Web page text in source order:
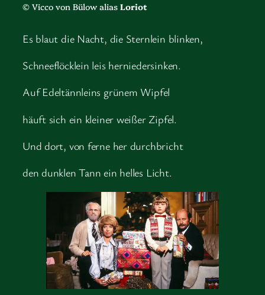
© Vicco von Bülow alias Loriot
Es blaut die Nacht, die Sternlein blinken,
Schneeflöcklein leis herniedersinken.
Auf Edeltännleins grünem Wipfel
häuft sich ein kleiner weißer Zipfel.
Und dort, von ferne her durchbricht
den dunklen Tann ein helles Licht.